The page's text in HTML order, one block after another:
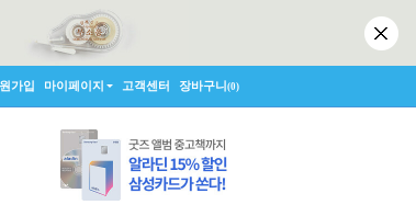
가입 마이페이지 고객센터 장바구니(0)